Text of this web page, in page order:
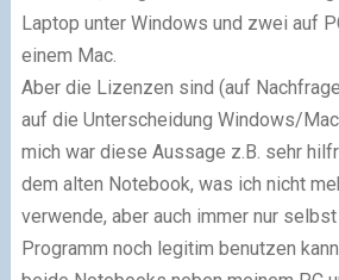
Laptop unter Win­dows und zwei auf
einem Mac.
Aber die Lizenzen sind (auf
auf die Unterscheidung Windows/
mich war diese Aussage z.B. sehr
dem alten Notebook, was ich nicht
verwende, aber auch immer nur
Programm noch legitim benutzen